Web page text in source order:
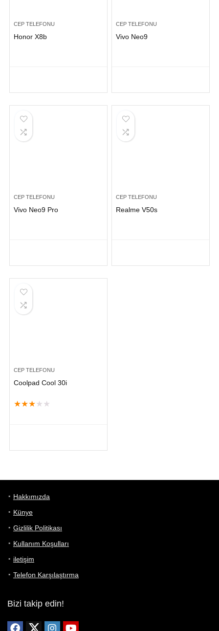
CEP TELEFONU
Honor X8b
CEP TELEFONU
Vivo Neo9
CEP TELEFONU
Vivo Neo9 Pro
CEP TELEFONU
Realme V50s
CEP TELEFONU
Coolpad Cool 30i
★★★ ★ ★
Hakkımızda
Künye
Gizlilik Politikası
Kullanım Koşulları
iletişim
Telefon Karşılaştırma
Bizi takip edin!